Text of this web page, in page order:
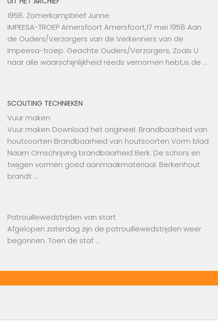
1958: Zomerkampbrief Junne
IMPEESA-TROEP Amersfoort Amersfoort,17 mei 1958 Aan
de Ouders/Verzorgers van de Verkenners van de
Impeesa-troep. Geachte Ouders/Verzorgers, Zoals U
naar alle waarschijnlijkheid reeds vernomen hebt,is de …
SCOUTING TECHNIEKEN
Vuur maken
Vuur maken Download het origineel: Brandbaarheid van
houtsoorten Brandbaarheid van houtsoorten Vorm blad
Naam Omschrijving brandbaarheid Berk: De schors en
twijgen vormen goed aanmaakmateriaal. Berkenhout
brandt …
Patrouillewedstrijden van start
Afgelopen zaterdag zijn de patrouillewedstrijden weer
begonnen. Toen de staf …